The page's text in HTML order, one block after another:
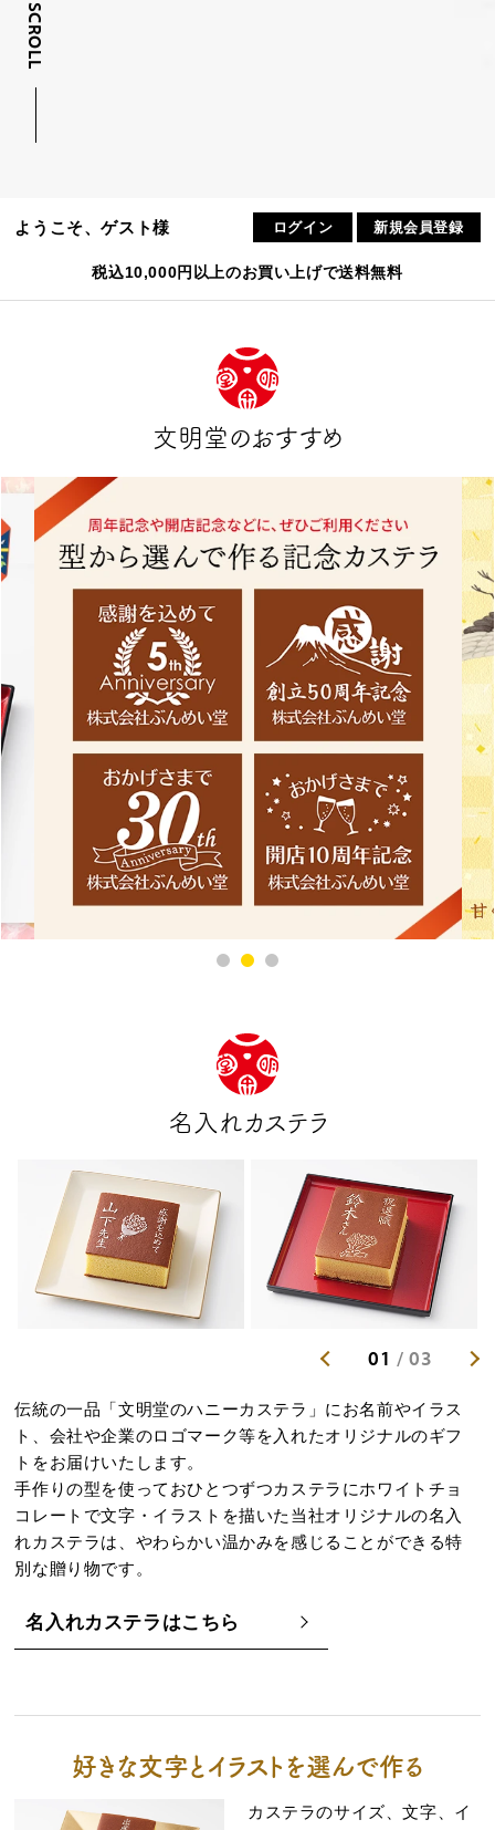
SCROLL
税込10,000円以上のお買い上げで送料無料
ようこそ、ゲスト様 ログイン 新規会員登録
文明堂のおすすめ
名入れカステラ
伝統の一品「文明堂のハニーカステラ」にお名前やイラス
ト、会社や企業のロゴマーク等を入れたオリジナルのギフ
トをお届けいたします。
手作りの型を使っておひとつずつカステラにホワイトチョ
コレートで文字・イラストを描いた当社オリジナルの名入
れカステラは、やわらかい温かみを感じることができる特
別な贈り物です。
名入れカステラはこちら
Previous
01 / 03
好きな文字とイラストを選んで作る
カステラのサイズ、文字、イ